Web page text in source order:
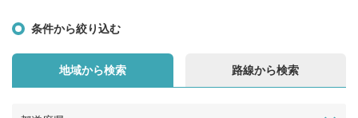
条件から絞り込む
地域から検索 路線から検索